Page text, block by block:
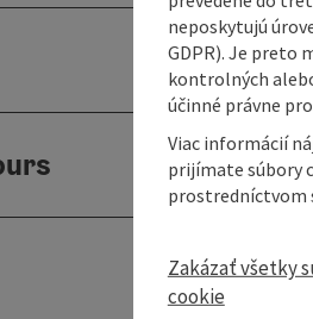
neposkytujú
GDPR). Je preto
kontrolných
účinné právne
Viac informácií
prijímate súbory
prostredníctvom
Zakázať všetky
cookie